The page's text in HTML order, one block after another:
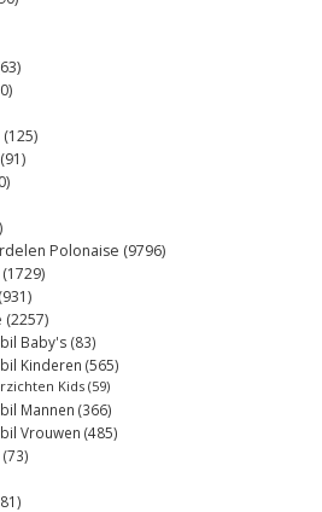
(125)
(91)
Polonaise (9796)
(1729)
(931)
(2257)
Baby's (83)
Kinderen (565)
Kids (59)
Mannen (366)
Vrouwen (485)
(73)